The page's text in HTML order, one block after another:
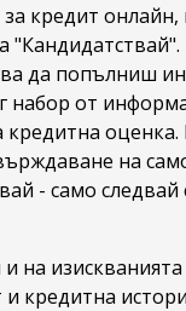
кредит
да попълниш
набор от
кредитна
на
- само
на
и кредитна